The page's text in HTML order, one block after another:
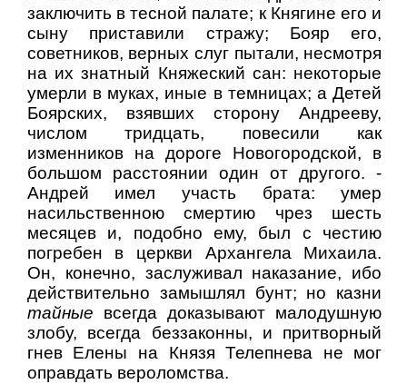
заключить в тесной палате; к Княгине его и
сыну приставили стражу; Бояр его,
советников, верных слуг пытали, несмотря
на их знатный Княжеский сан: некоторые
умерли в муках, иные в темницах; а Детей
Боярских, взявших сторону Андрееву,
числом тридцать, повесили как
изменников на дороге Новогородской, в
большом расстоянии один от другого. -
Андрей имел участь брата: умер
насильственною смертию чрез шесть
месяцев и, подобно ему, был с честию
погребен в церкви Архангела Михаила.
Он, конечно, заслуживал наказание, ибо
действительно замышлял бунт; но казни
тайные всегда доказывают малодушную
злобу, всегда беззаконны, и притворный
гнев Елены на Князя Телепнева не мог
оправдать вероломства.